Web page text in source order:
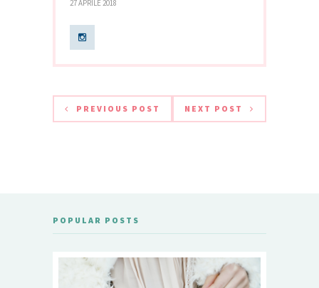
27 APRILE 2018
PREVIOUS POST NEXT POST
POPULAR POSTS